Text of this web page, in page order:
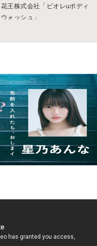
花王株式会社「ビオレuボディ
ウォッシュ」
ージモデル
ファッションブランド「レピ
ピアルマリオ」※13代目イメ
ージモデル
「京都丸紅（卒業式小学生き
もの）」※イメージモデル
「田原屋パシオス」※イメージ
デル
ージモデル